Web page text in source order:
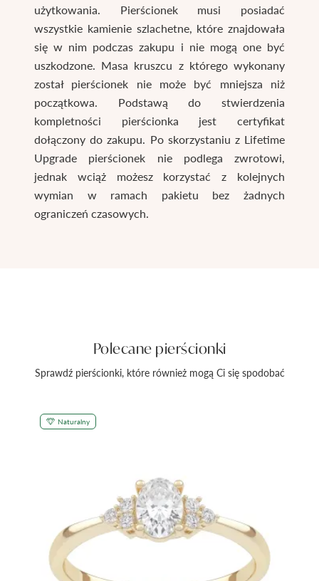
użytkowania. Pierścionek musi posiadać
wszystkie kamienie szlachetne, które znajdowała
się w nim podczas zakupu i nie mogą one być
uszkodzone. Masa kruszcu z którego wykonany
został pierścionek nie może być mniejsza niż
początkowa. Podstawą do stwierdzenia
kompletności pierścionka jest certyfikat
dołączony do zakupu. Po skorzystaniu z Lifetime
Upgrade pierścionek nie podlega zwrotowi,
jednak wciąż możesz korzystać z kolejnych
wymian w ramach pakietu bez żadnych
ograniczeń czasowych.
Polecane pierścionki
Sprawdź pierścionki, które również mogą Ci się spodobać
Naturalny